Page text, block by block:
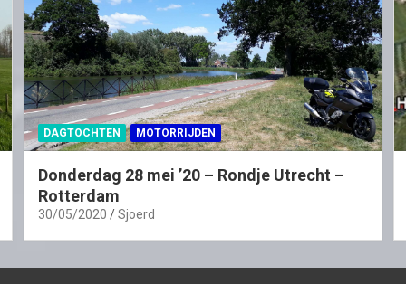
DAGTOCHTEN MOTORRIJDEN
Donderdag 28 mei ’20 – Rondje Utrecht –
Rotterdam
30/05/2020 Sjoerd